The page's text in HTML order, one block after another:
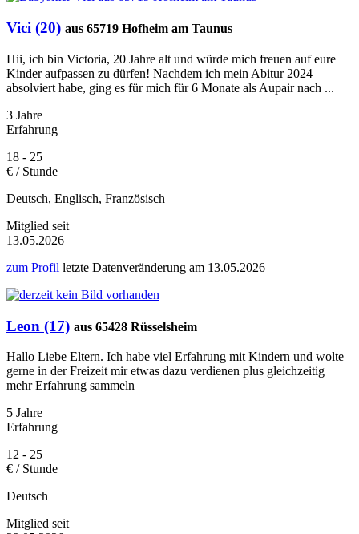
Vici (20) aus 65719 Hofheim am Taunus
Hii, ich bin Victoria, 20 Jahre alt und würde mich freuen auf eure
Kinder aufpassen zu dürfen! Nachdem ich mein Abitur 2024
absolviert habe, ging es für mich für 6 Monate als Aupair nach ...
3 Jahre
Erfahrung
18 - 25
€ / Stunde
Deutsch, Englisch, Französisch
Mitglied seit
13.05.2026
zum Profil letzte Datenveränderung am 13.05.2026
Leon (17) aus 65428 Rüsselsheim
Hallo Liebe Eltern. Ich habe viel Erfahrung mit Kindern und wolte
gerne in der Freizeit mir etwas dazu verdienen plus gleichzeitig
mehr Erfahrung sammeln
5 Jahre
Erfahrung
12 - 25
€ / Stunde
Deutsch
Mitglied seit